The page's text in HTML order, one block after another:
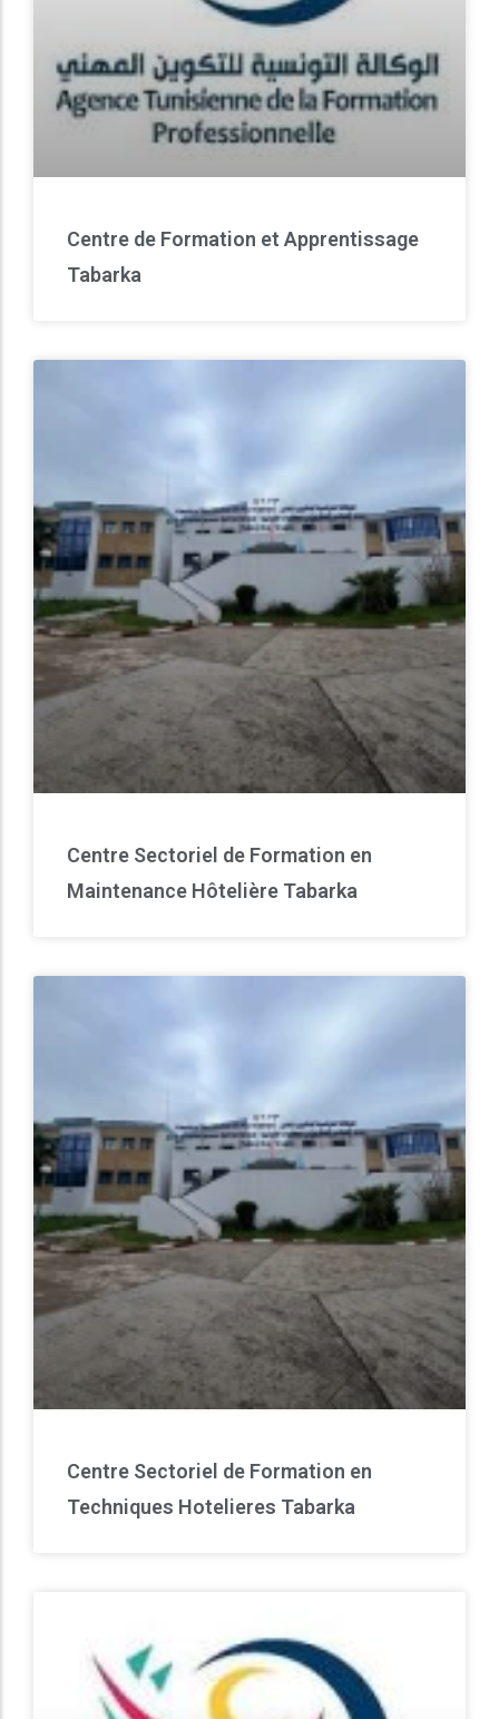
Centre de Formation et Apprentissage
Tabarka
Centre Sectoriel de Formation en
Maintenance Hôtelière Tabarka
Centre Sectoriel de Formation en
Techniques Hotelieres Tabarka